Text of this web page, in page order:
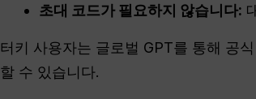
초대 코드가 필요하지 않습니다:
터키 사용자는 글로벌 GPT를 통해 공
할 수 있습니다.